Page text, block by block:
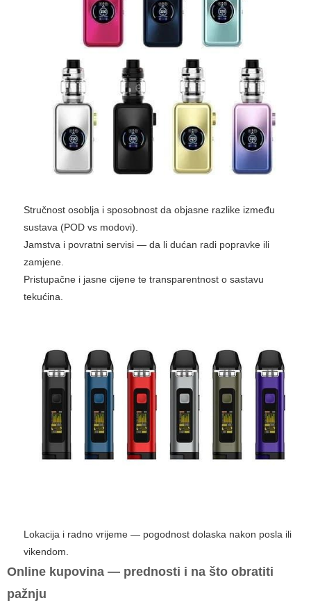
Stručnost osoblja i sposobnost da objasne razlike između
sustava (POD vs modovi).
Jamstva i povratni servisi — da li dućan radi popravke ili
zamjene.
Pristupačne i jasne cijene te transparentnost o sastavu
tekućina.
Lokacija i radno vrijeme — pogodnost dolaska nakon posla ili
vikendom.
Online kupovina — prednosti i na što obratiti
pažnju